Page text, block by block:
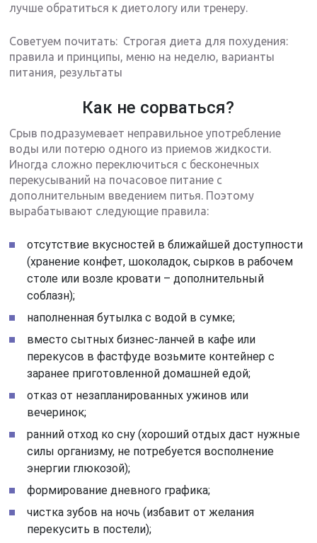
лучше обратиться к диетологу или тренеру.
Советуем почитать: Строгая диета для похудения:
правила и принципы, меню на неделю, варианты
питания, результаты
Как не сорваться?
Срыв подразумевает неправильное употребление
воды или потерю одного из приемов жидкости.
Иногда сложно переключиться с бесконечных
перекусываний на почасовое питание с
дополнительным введением питья. Поэтому
вырабатывают следующие правила:
отсутствие вкусностей в ближайшей доступности
(хранение конфет, шоколадок, сырков в рабочем
столе или возле кровати – дополнительный
соблазн);
наполненная бутылка с водой в сумке;
вместо сытных бизнес-ланчей в кафе или
перекусов в фастфуде возьмите контейнер с
заранее приготовленной домашней едой;
отказ от незапланированных ужинов или
вечеринок;
ранний отход ко сну (хороший отдых даст нужные
силы организму, не потребуется восполнение
энергии глюкозой);
формирование дневного графика;
чистка зубов на ночь (избавит от желания
перекусить в постели);